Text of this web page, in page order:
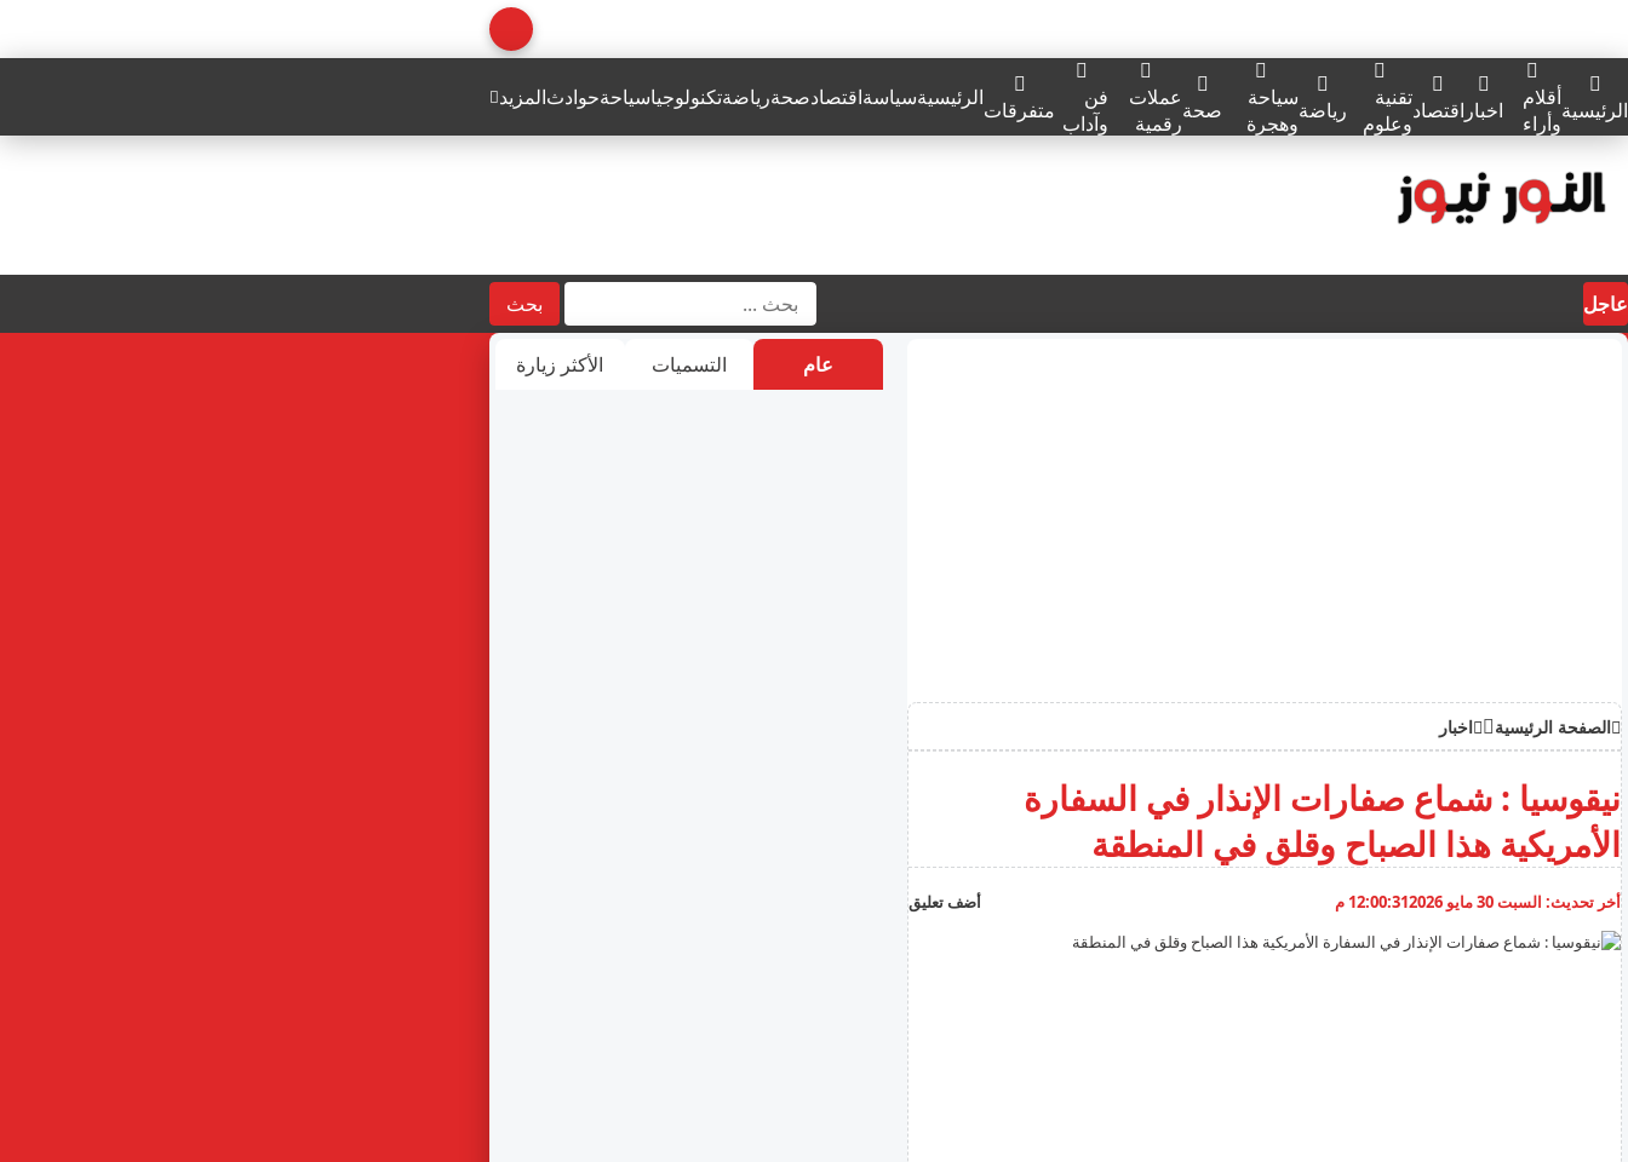
الرئيسيةأقلام
وأراء
اخبار اقتصادتقنية
وعلوم
رياضةسياحة
وهجرة
صحةعملات
رقمية
فن
وآداب متفرقاتالرئيسيةسياسةاقتصادصحةرياضةتكنولوجياسياحةحوادثالمزيد
عاجل بحث
الصفحة الرئيسية اخبار
نيقوسيا : شماع صفارات الإنذار في السفارة
الأمريكية هذا الصباح وقلق في المنطقة
أخر تحديث: السبت 30 مايو 2026 12:00:31 م أضف تعليق
عام التسميات الأكثر زيارة